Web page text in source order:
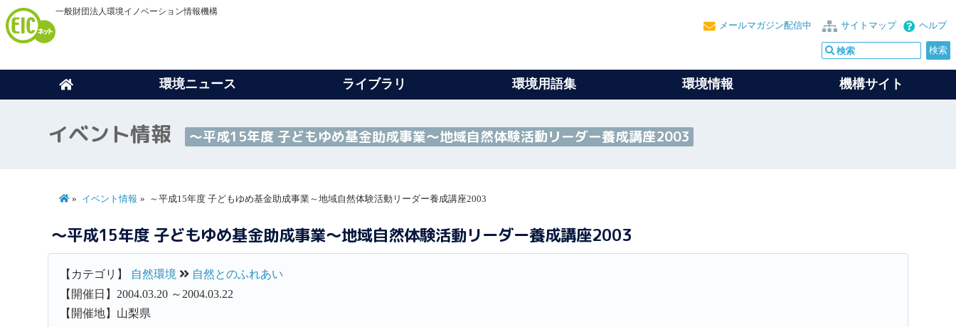
一般財団法人環境イノベーション情報機構
ヘルプ
サイトマップ
メールマガジン配信中
環境ニュース ライブラリ 環境用語集 環境情報 機構サイト
イベント情報 ～平成15年度 子どもゆめ基金助成事業～地域自然体験活動リーダー養成講座2003
イベント情報 ～平成15年度 子どもゆめ基金助成事業～地域自然体験活動リーダー養成講座2003
～平成15年度 子どもゆめ基金助成事業～地域自然体験活動リーダー養成講座2003
【カテゴリ】 自然環境
自然とのふれあい
【開催日】2004.03.20 ～2004.03.22
【開催地】山梨県